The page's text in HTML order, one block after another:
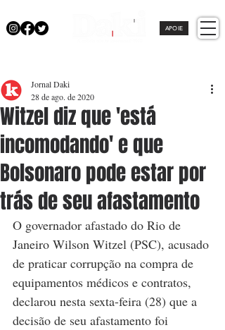
APOIE
Witzel diz que 'está
incomodando' e que
Bolsonaro pode estar por
trás de seu afastamento
Jornal Daki
28 de ago. de 2020
O governador afastado do Rio de
Janeiro Wilson Witzel (PSC), acusado
de praticar corrupção na compra de
equipamentos médicos e contratos,
declarou nesta sexta-feira (28) que a
decisão de seu afastamento foi